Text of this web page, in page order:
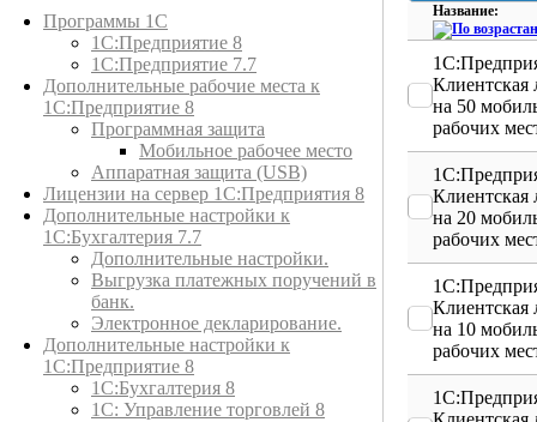
Программы 1С
1С:Предприятие 8
1С:Предприятие 7.7
Дополнительные рабочие места к
1С:Предприятие 8
Программная защита
Мобильное рабочее место
Аппаратная защита (USB)
Лицензии на сервер 1С:Предприятия 8
Дополнительные настройки к
1С:Бухгалтерия 7.7
Дополнительные настройки.
Выгрузка платежных поручений в
банк.
Электронное декларирование.
Дополнительные настройки к
1С:Предприятие 8
1С:Бухгалтерия 8
1C: Управление торговлей 8
Название:
Клиентская
на 50
рабочих
Клиентская
на 20
рабочих
Клиентская
на 10
рабочих